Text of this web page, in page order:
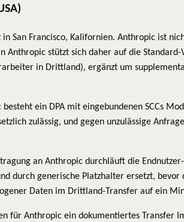
San Francisco, Kalifornien. Anthropic ist
Anthropic stützt sich daher auf die
in Drittland), ergänzt um
ein DPA mit eingebundenen SCCs
zulässig, und gegen unzulässige
an Anthropic durchläuft die
durch generische Platzhalter ersetzt,
Daten im Drittland-Transfer auf ein
für Anthropic ein dokumentiertes Transfer